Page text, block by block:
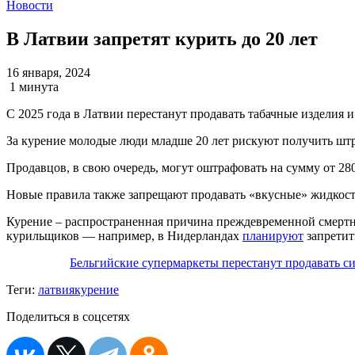
Новости
В Латвии запретят курить до 20 лет
16 января, 2024
1 минута
С 2025 года в Латвии перестанут продавать табачные
За курение молодые люди младше 20 лет рискуют получить
Продавцов, в свою очередь, могут оштрафовать на сумму от
Новые правила также запрещают продавать «вкусные»
Курение – распространенная причина преждевременной
курильщиков — например, в Нидерландах планируют
Бельгийские супермаркеты перестанут продавать
Теги: латвиякурение
Поделиться в соцсетях